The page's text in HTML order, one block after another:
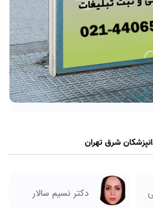
شرق تهران
دکتر نسیم سالار